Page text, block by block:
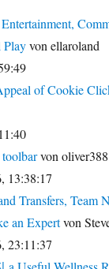
Playvon ellaroland
of Cookie
toolbarvon oliver388
13:38:17
Transfers, Team
an Expertvon
23:11:37